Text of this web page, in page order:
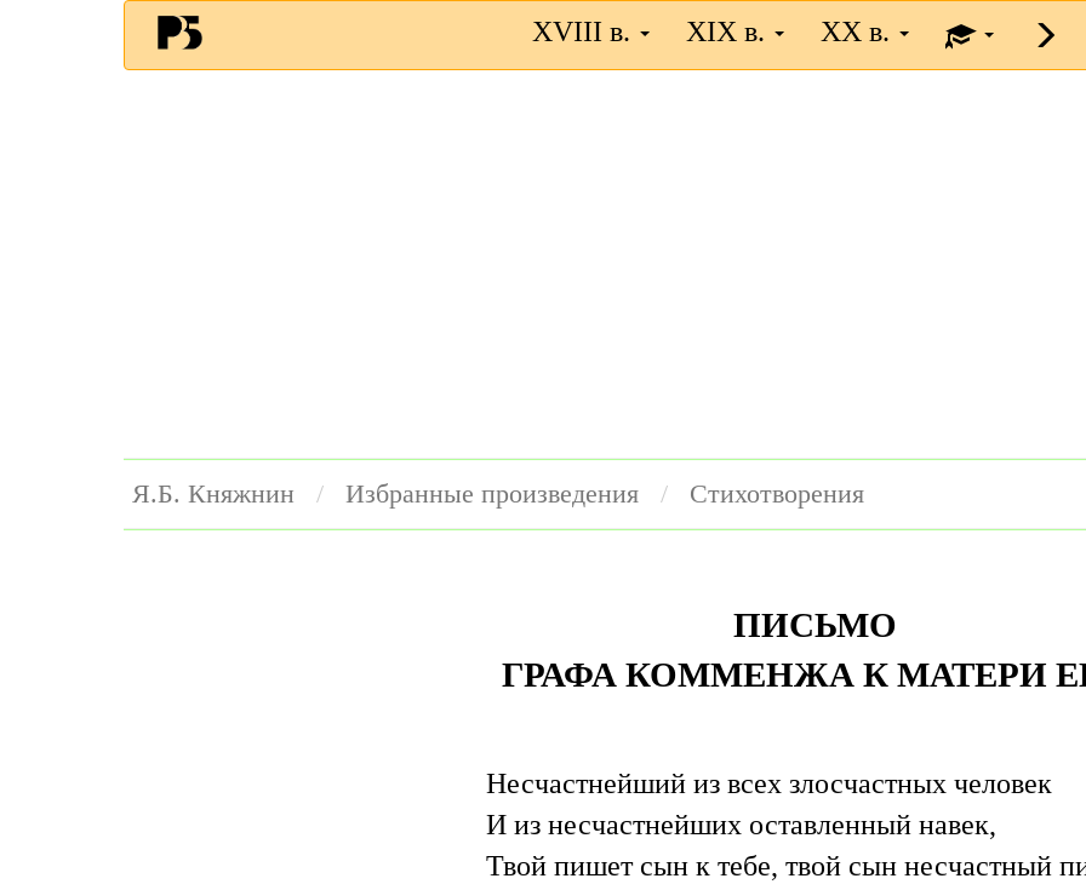
XVIII в. XIX в. XX в.
Я.Б. Княжнин Избранные произведения Стихотворения
ПИСЬМО
ГРАФА КОММЕНЖА К МАТЕРИ
Несчастнейший из всех злосчастных человек
И из несчастнейших оставленный навек,
Твой пишет сын к тебе, твой сын несчастный